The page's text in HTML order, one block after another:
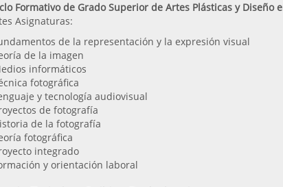
Formativo de Grado Superior de Artes Plásticas y Diseño
Asignaturas:
de la representación y la expresión visual
de la imagen
informáticos
fotográfica
y tecnología audiovisual
de fotografía
de la fotografía
fotográfica
integrado
y orientación laboral